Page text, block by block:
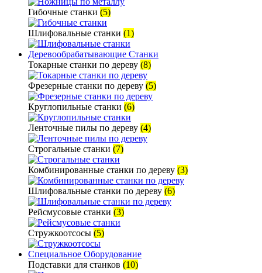
Гибочные станки (5)
Шлифовальные станки (1)
Деревообрабатывающие Станки
Токарные станки по дереву (8)
Фрезерные станки по дереву (5)
Круглопильные станки (6)
Ленточные пилы по дереву (4)
Строгальные станки (7)
Комбинированные станки по дереву (3)
Шлифовальные станки по дереву (6)
Рейсмусовые станки (3)
Стружкоотсосы (5)
Специальное Оборудование
Подставки для станков (10)